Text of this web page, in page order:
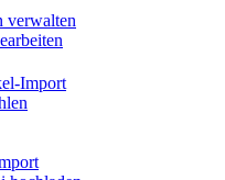
verwalten
Import